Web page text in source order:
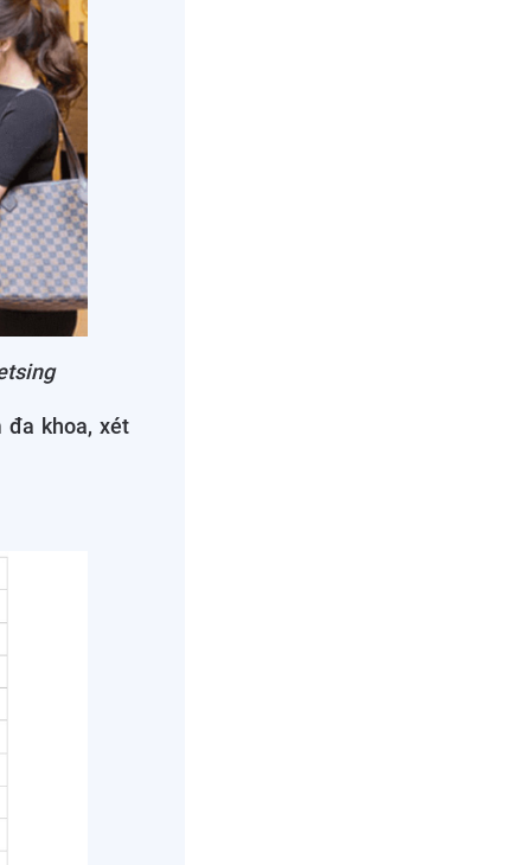
đa khoa, xét